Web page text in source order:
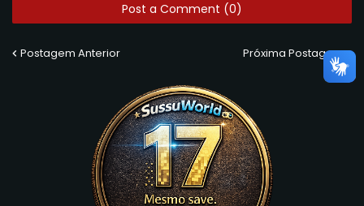
Post a Comment (0)
Postagem Anterior Próxima Postagem